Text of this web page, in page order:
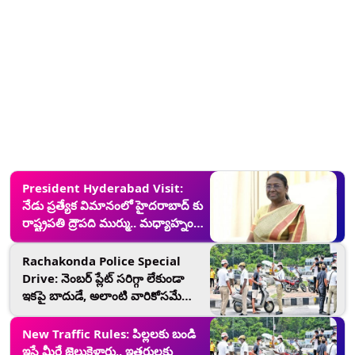
President Hyderabad Visit:
నేడు ప్రత్యేక విమానంలో హైదరాబాద్ కు
రాష్ట్రపతి ద్రౌపది ముర్ము.. మధ్యాహ్నం 2
నుండి రాత్రి 7 వరకు ట్రాఫిక్ ఆంక్షలు
Rachakonda Police Special
Drive: నెంబర్‌ ప్లేట్‌ సరిగ్గా లేకుండా
ఇకపై బాదుడే, అలాంటి వారికోసమే
రాచకొండ పోలీసుల స్పెషల్ డ్రైవ్
New Traffic Rules: పిల్లలకు బండి
ఇస్తే మీరే జైలుకెళ్తారు.. ఇతరులకు